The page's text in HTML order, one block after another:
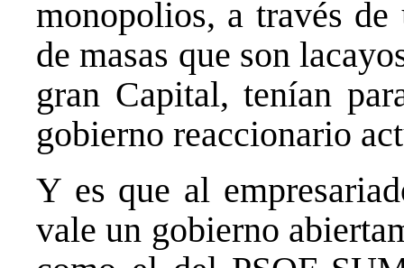
monopolios, a través
de masas que son
gran Capital, tenían
gobierno reaccionario
Y es que al
vale un gobierno